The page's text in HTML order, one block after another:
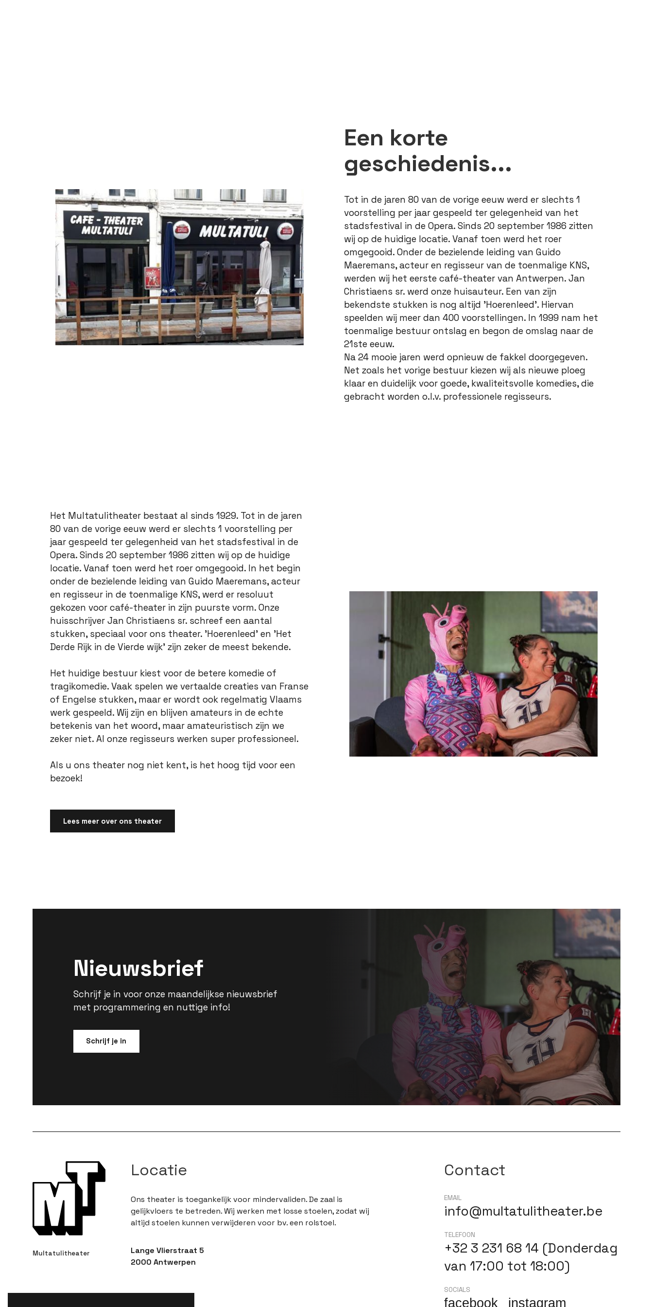
Een korte
geschiedenis...
Tot in de jaren 80 van de vorige eeuw werd er slechts 1
voorstelling per jaar gespeeld ter gelegenheid van het
stadsfestival in de Opera. Sinds 20 september 1986 zitten
wij op de huidige locatie. Vanaf toen werd het roer
omgegooid. Onder de bezielende leiding van Guido
Maeremans, acteur en regisseur van de toenmalige KNS,
werden wij het eerste café-theater van Antwerpen. Jan
Christiaens sr. werd onze huisauteur. Een van zijn
bekendste stukken is nog altijd 'Hoerenleed'. Hiervan
speelden wij meer dan 400 voorstellingen. In 1999 nam het
toenmalige bestuur ontslag en begon de omslag naar de
21ste eeuw.
Na 24 mooie jaren werd opnieuw de fakkel doorgegeven.
Net zoals het vorige bestuur kiezen wij als nieuwe ploeg
klaar en duidelijk voor goede, kwaliteitsvolle komedies, die
gebracht worden o.l.v. professionele regisseurs.
Het Multatulitheater bestaat al sinds 1929. Tot in de jaren
80 van de vorige eeuw werd er slechts 1 voorstelling per
jaar gespeeld ter gelegenheid van het stadsfestival in de
Opera. Sinds 20 september 1986 zitten wij op de huidige
locatie. Vanaf toen werd het roer omgegooid. In het begin
onder de bezielende leiding van Guido Maeremans, acteur
en regisseur in de toenmalige KNS, werd er resoluut
gekozen voor café-theater in zijn puurste vorm. Onze
huisschrijver Jan Christiaens sr. schreef een aantal
stukken, speciaal voor ons theater. 'Hoerenleed' en 'Het
Derde Rijk in de Vierde wijk' zijn zeker de meest bekende.
Het huidige bestuur kiest voor de betere komedie of
tragikomedie. Vaak spelen we vertaalde creaties van Franse
of Engelse stukken, maar er wordt ook regelmatig Vlaams
werk gespeeld. Wij zijn en blijven amateurs in de echte
betekenis van het woord, maar amateuristisch zijn we
zeker niet. Al onze regisseurs werken super professioneel.
Als u ons theater nog niet kent, is het hoog tijd voor een
bezoek!
Lees meer over ons theater
Nieuwsbrief
Schrijf je in voor onze maandelijkse nieuwsbrief
met programmering en nuttige info!
Schrijf je in
Multatulitheater
Locatie
Ons theater is toegankelijk voor mindervaliden. De zaal is
gelijkvloers te betreden. Wij werken met losse stoelen, zodat wij
altijd stoelen kunnen verwijderen voor bv. een rolstoel.
Lange Vlierstraat 5
2000 Antwerpen
Contact
EMAIL
info@multatulitheater.be
TELEFOON
+32 3 231 68 14 (Donderdag
van 17:00 tot 18:00)
SOCIALS
facebook instagram